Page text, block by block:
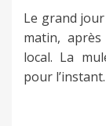
Le grand
matin,
local. La
pour l’instant.